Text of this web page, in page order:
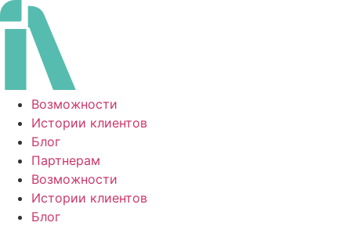
Перейти
к
содержимому
Возможности
Истории клиентов
Блог
Партнерам
Возможности
Истории клиентов
Блог